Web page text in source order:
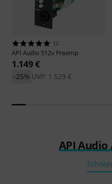
12
API Audio 512v Preamp
1.149 €
UVP: 1.529 €
-25%
API